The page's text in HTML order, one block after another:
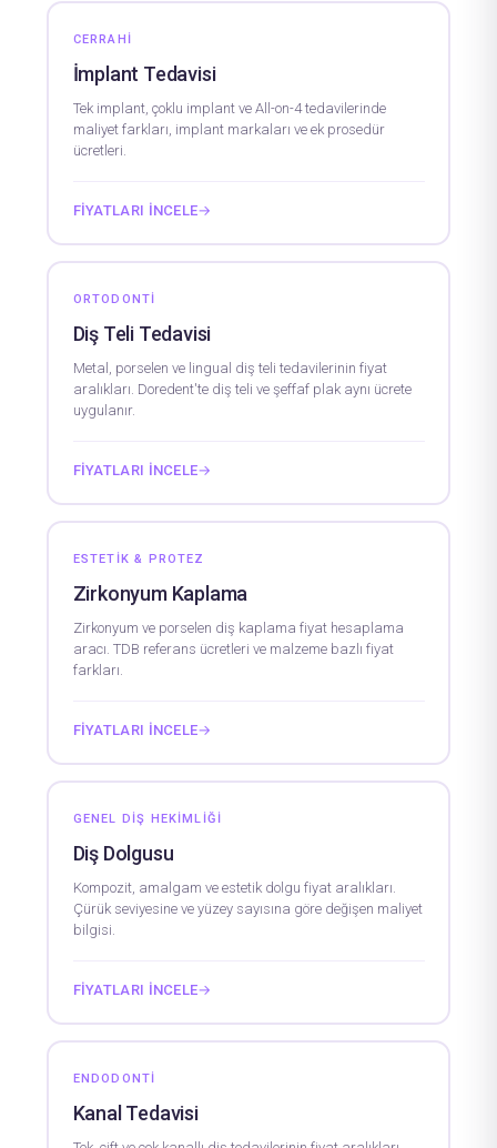
CERRAHI
İmplant Tedavisi
Tek implant, çoklu implant ve All-on-4 tedavilerinde
maliyet farkları, implant markaları ve ek prosedür
ücretleri.
FIYATLARI İNCELE→
ORTODONTI
Diş Teli Tedavisi
Metal, porselen ve lingual diş teli tedavilerinin fiyat
aralıkları. Doredent'te diş teli ve şeffaf plak aynı ücrete
uygulanır.
FIYATLARI İNCELE→
ESTETIK & PROTEZ
Zirkonyum Kaplama
Zirkonyum ve porselen diş kaplama fiyat hesaplama
aracı. TDB referans ücretleri ve malzeme bazlı fiyat
farkları.
FIYATLARI İNCELE→
GENEL DIŞ HEKIMLIĞI
Diş Dolgusu
Kompozit, amalgam ve estetik dolgu fiyat aralıkları.
Çürük seviyesine ve yüzey sayısına göre değişen maliyet
bilgisi.
FIYATLARI İNCELE→
ENDODONTI
Kanal Tedavisi